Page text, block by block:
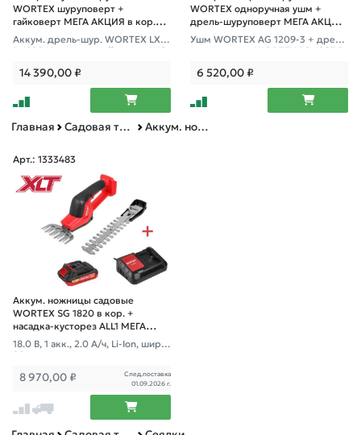
WORTEX шуруповерт +
гайковерт МЕГА АКЦИЯ в кор.
ALL1
Аккум. дрель-шур. WORTEX LX B
D 1820 Li + Аккум. гайковерт WO
2 А
14 390,00₽
WORTEX одноручная ушм +
дрель-шуруповерт МЕГА АКЦИЯ
в кор.
Ушм WORTEX AG 1209-3 + дрель
-шуруповерт WORTEX DR 1023 D
6 520,00₽
Главная Садовая техника, оснастка и принадлежности Аккум. ножницы садовые, секаторы, ножовки
Арт.: 1333483
Аккум. ножницы садовые
WORTEX SG 1820 в кор. +
насадка-кусторез ALL1 МЕГА
АКЦИЯ
18.0 В, 1 акк., 2.0 А/ч, Li-Ion, шир.
80 мм
8 970,00 ₽
След.поставка
01.09.2026 г.